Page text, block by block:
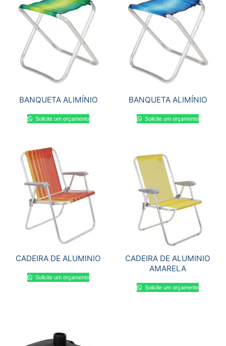
BANQUETA ALIMÍNIO
Solicite um orçamento
BANQUETA ALIMÍNIO
Solicite um orçamento
CADEIRA DE ALUMINIO
Solicite um orçamento
CADEIRA DE ALUMINIO
AMARELA
Solicite um orçamento